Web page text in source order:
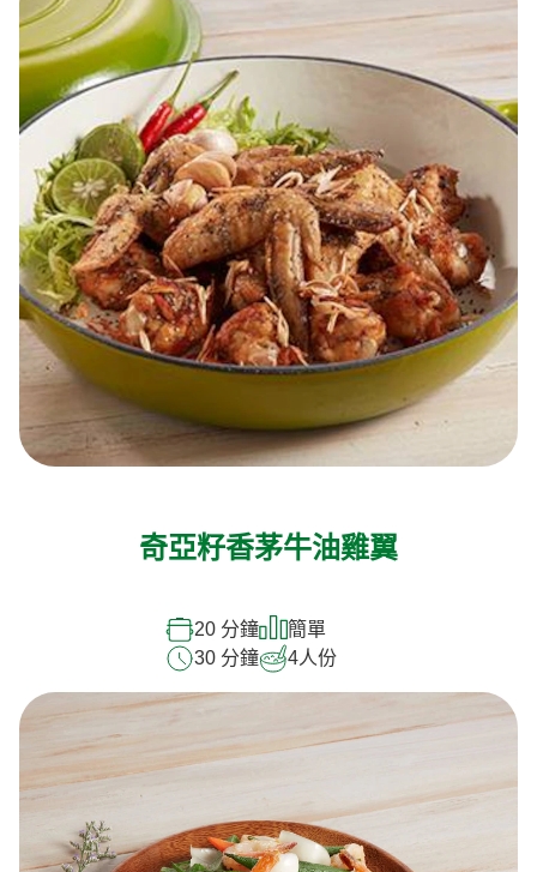
奇亞籽香茅牛油雞翼
20 分鐘
簡單
30 分鐘
4人份